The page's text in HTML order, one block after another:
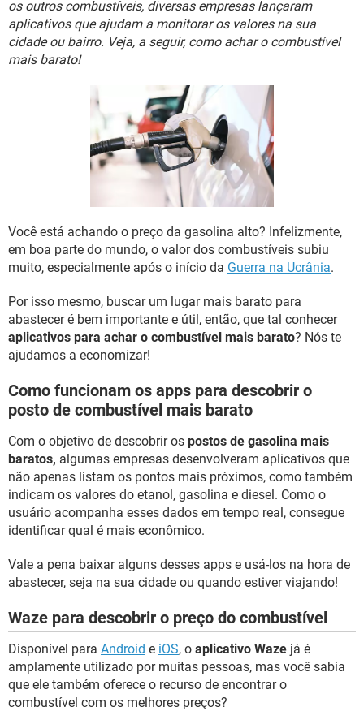
INSTAGRAM GMAIL
GUIA DE COMPRAS
os outros combustíveis, diversas empresas lançaram
aplicativos que ajudam a monitorar os valores na sua
cidade ou bairro. Veja, a seguir, como achar o combustível
mais barato!
Você está achando o preço da gasolina alto? Infelizmente,
em boa parte do mundo, o valor dos combustíveis subiu
muito, especialmente após o início da Guerra na Ucrânia.
Por isso mesmo, buscar um lugar mais barato para
abastecer é bem importante e útil, então, que tal conhecer
aplicativos para achar o combustível mais barato? Nós te
ajudamos a economizar!
Como funcionam os apps para descobrir o
posto de combustível mais barato
Com o objetivo de descobrir os postos de gasolina mais
baratos, algumas empresas desenvolveram aplicativos que
não apenas listam os pontos mais próximos, como também
indicam os valores do etanol, gasolina e diesel. Como o
usuário acompanha esses dados em tempo real, consegue
identificar qual é mais econômico.
Vale a pena baixar alguns desses apps e usá-los na hora de
abastecer, seja na sua cidade ou quando estiver viajando!
Waze para descobrir o preço do combustível
Disponível para Android e iOS, o aplicativo Waze já é
amplamente utilizado por muitas pessoas, mas você sabia
que ele também oferece o recurso de encontrar o
combustível com os melhores preços?